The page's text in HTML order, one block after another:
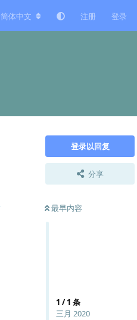
简体中文 注册 登录
登录以回复
分享
最早内容
1 /1 条
三月 2020